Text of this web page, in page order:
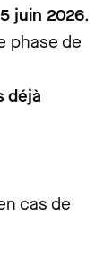
juin 2026.
phase de
déjà
cas de